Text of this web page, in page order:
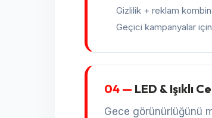
Gizlilik + reklam
Geçici kampanyalar
04 — LED & Işıklı
Gece görünürlüğünü